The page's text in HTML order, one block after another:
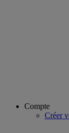
Compte
Créer